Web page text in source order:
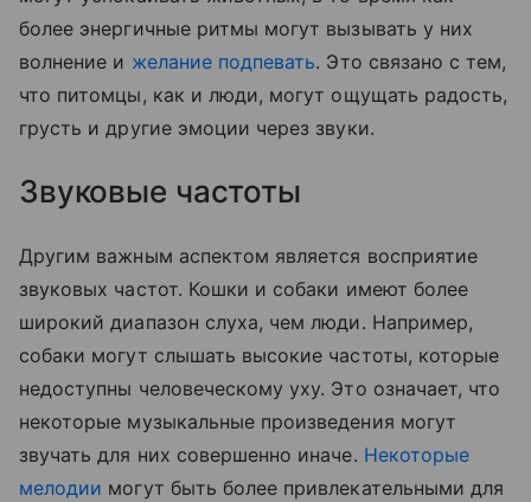
более энергичные ритмы могут вызывать у них
волнение и желание подпевать. Это связано с тем,
что питомцы, как и люди, могут ощущать радость,
грусть и другие эмоции через звуки.
Звуковые частоты
Другим важным аспектом является восприятие
звуковых частот. Кошки и собаки имеют более
широкий диапазон слуха, чем люди. Например,
собаки могут слышать высокие частоты, которые
недоступны человеческому уху. Это означает, что
некоторые музыкальные произведения могут
звучать для них совершенно иначе. Некоторые
мелодии могут быть более привлекательными для